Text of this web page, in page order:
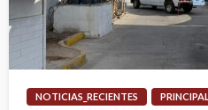
NOTICIAS_RECIENTES